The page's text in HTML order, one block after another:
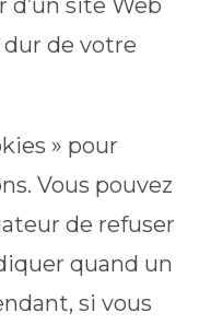
site Web
de votre
» pour
Vous pouvez
de refuser
quand un
si vous